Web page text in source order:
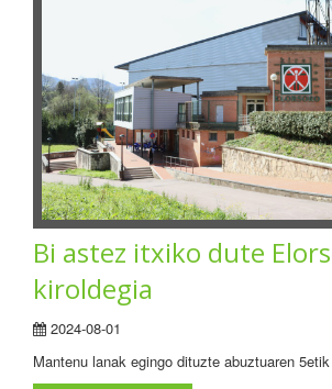
Bi astez itxiko dute
kiroldegia
2024-08-01
Mantenu lanak egingo dituzte abuztuaren